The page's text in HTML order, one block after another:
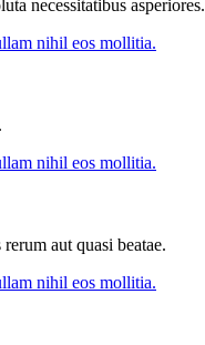
necessitatibus asperiores.
nihil eos mollitia.
nihil eos mollitia.
aut quasi beatae.
nihil eos mollitia.